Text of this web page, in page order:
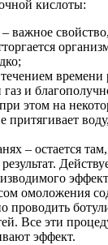
кислоты:
важное
времени
и
этом на
притягивает
– остается
омоложения
проводить
Все эти
эффект.